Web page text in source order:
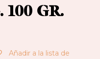
100 GR.
Añadir a la lista de